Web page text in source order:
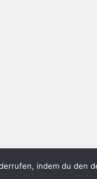
indem du den